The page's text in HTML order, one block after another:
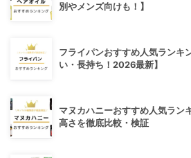
別やメンズ向けも！】
フライパンおすすめ人気ランキ
い・長持ち！2026最新】
マヌカハニーおすすめ人気ラン
高さを徹底比較・検証